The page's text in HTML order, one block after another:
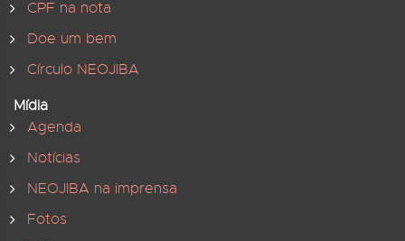
CPF na nota
Doe um bem
Círculo NEOJIBA
Mídia
Agenda
Notícias
NEOJIBA na imprensa
Fotos